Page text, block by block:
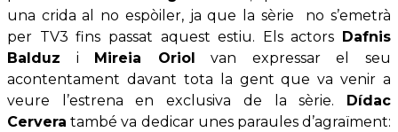
una crida al no espòiler, ja que la sèrie no s’emetrà
per TV3 fins passat aquest estiu. Els actors
Dafnis
Balduz i Mireia Oriol
van expressar el seu
acontentament davant tota la gent que va venir a
veure l’estrena en exclusiva de la sèrie.
Dídac
Cervera també va dedicar unes paraules d’agraïment: